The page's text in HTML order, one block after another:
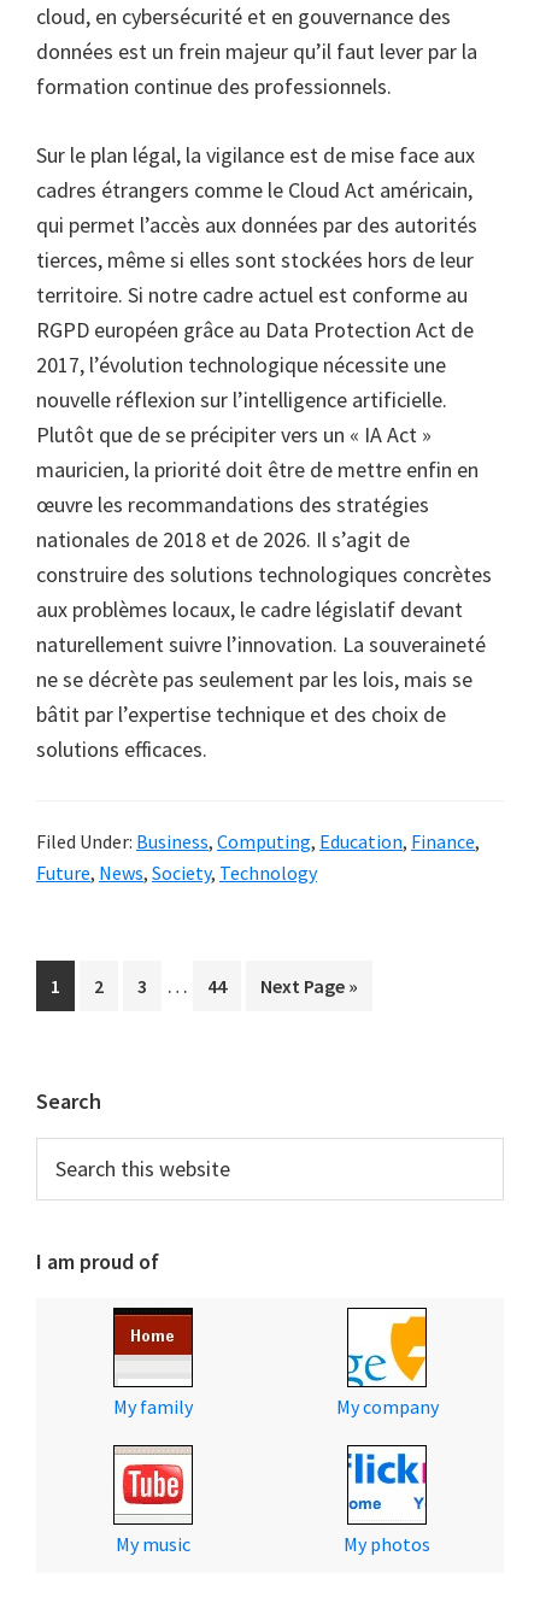
cloud, en cybersécurité et en gouvernance des
données est un frein majeur qu’il faut lever par la
formation continue des professionnels.
Sur le plan légal, la vigilance est de mise face aux
cadres étrangers comme le Cloud Act américain,
qui permet l’accès aux données par des autorités
tierces, même si elles sont stockées hors de leur
territoire. Si notre cadre actuel est conforme au
RGPD européen grâce au Data Protection Act de
2017, l’évolution technologique nécessite une
nouvelle réflexion sur l’intelligence artificielle.
Plutôt que de se précipiter vers un « IA Act »
mauricien, la priorité doit être de mettre enfin en
œuvre les recommandations des stratégies
nationales de 2018 et de 2026. Il s’agit de
construire des solutions technologiques concrètes
aux problèmes locaux, le cadre législatif devant
naturellement suivre l’innovation. La souveraineté
ne se décrète pas seulement par les lois, mais se
bâtit par l’expertise technique et des choix de
solutions efficaces.
Filed Under: Business, Computing, Education, Finance,
Future, News, Society, Technology
Page
1 Page
2 Page
3
Interim
… Page
44
Go
Next Page »
Primary
Sidebar
Search
this
website
I am proud of
My family My company
My music My photos